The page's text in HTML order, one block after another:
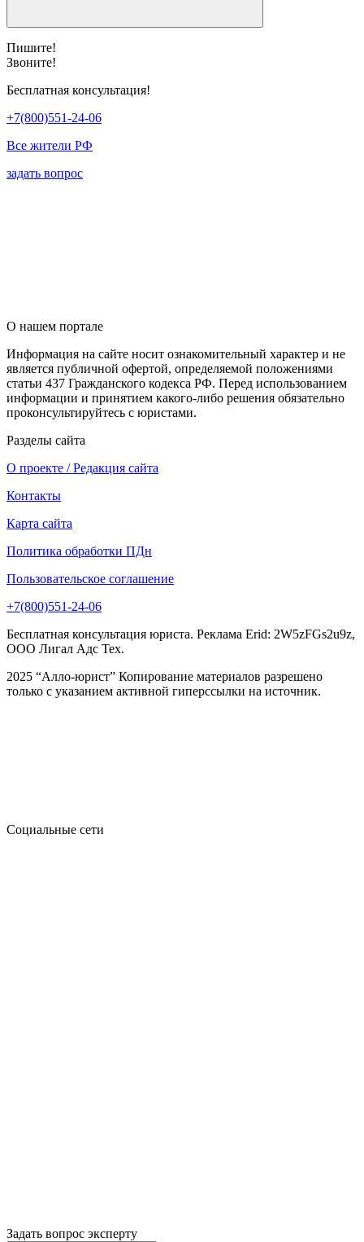
Пишите!
Звоните!
Бесплатная консультация!
+7(800)551-24-06
Все жители РФ
задать вопрос
О нашем портале
Информация на сайте носит ознакомительный характер и не
является публичной офертой, определяемой положениями
статьи 437 Гражданского кодекса РФ. Перед использованием
информации и принятием какого-либо решения обязательно
проконсультируйтесь с юристами.
Разделы сайта
О проекте / Редакция сайта
Контакты
Карта сайта
Политика обработки ПДн
Пользовательское соглашение
+7(800)551-24-06
Бесплатная консультация юриста. Реклама Erid: 2W5zFGs2u9z,
ООО Лигал Адс Тех.
2025 “Алло-юрист” Копирование материалов разрешено
только с указанием активной гиперссылки на источник.
Социальные сети
Задать вопрос эксперту